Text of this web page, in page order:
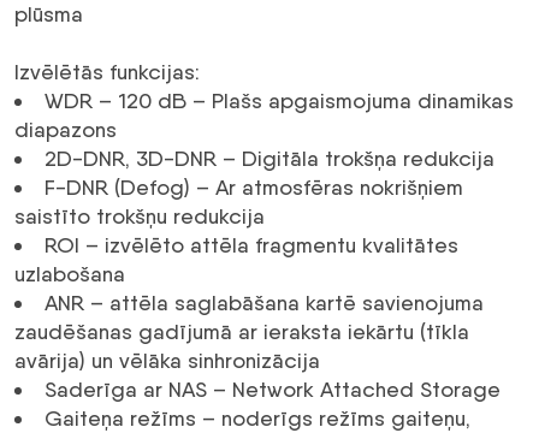
plūsma
Izvēlētās funkcijas:
WDR – 120 dB – Plašs apgaismojuma dinamikas
diapazons
2D-DNR, 3D-DNR – Digitāla trokšņa redukcija
F-DNR (Defog) – Ar atmosfēras nokrišņiem
saistīto trokšņu redukcija
ROI – izvēlēto attēla fragmentu kvalitātes
uzlabošana
ANR – attēla saglabāšana kartē savienojuma
zaudēšanas gadījumā ar ieraksta iekārtu (tīkla
avārija) un vēlāka sinhronizācija
Saderīga ar NAS – Network Attached Storage
Gaiteņa režīms – noderīgs režīms gaiteņu,